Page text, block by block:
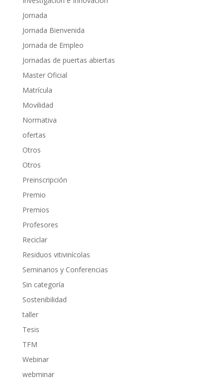
Jornada
Jornada Bienvenida
Jornada de Empleo
Jornadas de puertas abiertas
Master Oficial
Matrícula
Movilidad
Normativa
ofertas
Otros
Otros
Preinscripción
Premio
Premios
Profesores
Reciclar
Residuos vitivinícolas
Seminarios y Conferencias
Sin categoría
Sostenibilidad
taller
Tesis
TFM
Webinar
webminar